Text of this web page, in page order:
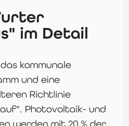
im Detail
kommunale
und eine
Richtlinie
Photovoltaik- und
werden mit 20 % der